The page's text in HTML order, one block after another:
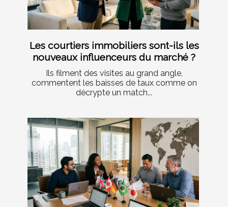
Les courtiers immobiliers sont-ils les
nouveaux influenceurs du marché ?
Ils filment des visites au grand angle,
commentent les baisses de taux comme on
décrypte un match...